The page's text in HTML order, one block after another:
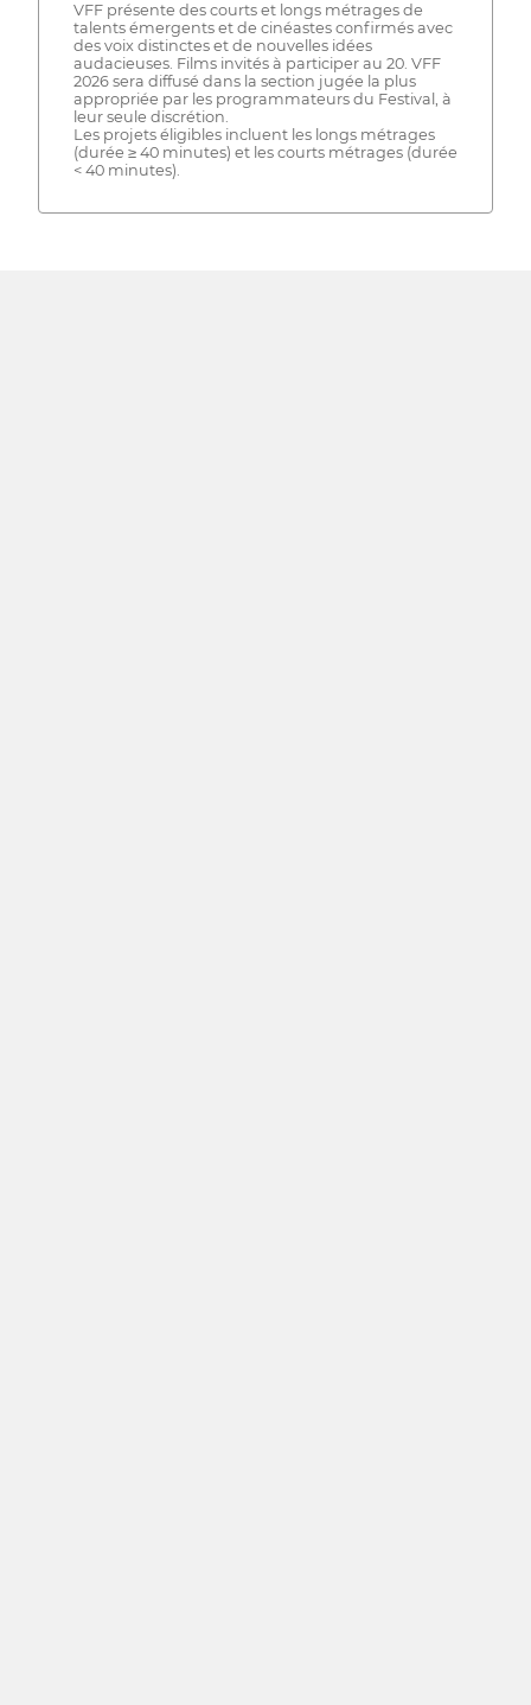
VFF présente des courts et longs métrages de
talents émergents et de cinéastes confirmés avec
des voix distinctes et de nouvelles idées
audacieuses. Films invités à participer au 20. VFF
2026 sera diffusé dans la section jugée la plus
appropriée par les programmateurs du Festival, à
leur seule discrétion.
Les projets éligibles incluent les longs métrages
(durée ≥ 40 minutes) et les courts métrages (durée
< 40 minutes).